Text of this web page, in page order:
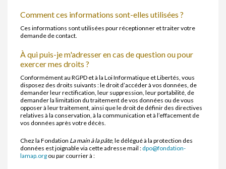
Comment ces informations sont-elles utilisées ?
Ces informations sont utilisées pour réceptionner et traiter votre
demande de contact.
À qui puis-je m'adresser en cas de question ou pour
exercer mes droits ?
Conformément au RGPD et à la Loi Informatique et Libertés, vous
disposez des droits suivants : le droit d’accéder à vos données, de
demander leur rectification, leur suppression, leur portabilité, de
demander la limitation du traitement de vos données ou de vous
opposer à leur traitement, ainsi que le droit de définir des directives
relatives à la conservation, à la communication et à l’effacement de
vos données après votre décès.
Chez la Fondation La main à la pâte, le délégué à la protection des
données est joignable via cette adresse mail : dpo@fondation-
lamap.org ou par courrier à :